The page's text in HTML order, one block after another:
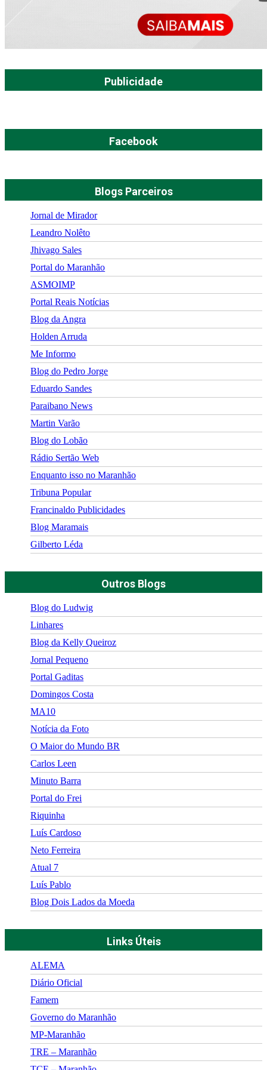
Publicidade
Facebook
Blogs Parceiros
Jornal de Mirador
Leandro Nolêto
Jhivago Sales
Portal do Maranhão
ASMOIMP
Portal Reais Notí­cias
Blog da Angra
Holden Arruda
Me Informo
Blog do Pedro Jorge
Eduardo Sandes
Paraibano News
Martin Varão
Blog do Lobão
Rádio Sertão Web
Enquanto isso no Maranhão
Tribuna Popular
Francinaldo Publicidades
Blog Maramais
Gilberto Léda
Outros Blogs
Blog do Ludwig
Linhares
Blog da Kelly Queiroz
Jornal Pequeno
Portal Gaditas
Domingos Costa
MA10
Notícia da Foto
O Maior do Mundo BR
Carlos Leen
Minuto Barra
Portal do Frei
Riquinha
Luís Cardoso
Neto Ferreira
Atual 7
Luís Pablo
Blog Dois Lados da Moeda
Links Úteis
ALEMA
Diário Oficial
Famem
Governo do Maranhão
MP-Maranhão
TRE – Maranhão